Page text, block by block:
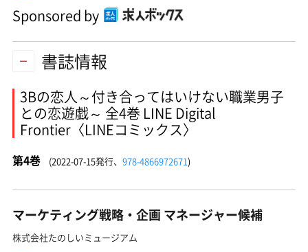
Sponsored by
書誌情報
3Bの恋人～付き合ってはいけない職業男子
との恋遊戯～ 全4巻 LINE Digital
Frontier〈LINEコミックス〉
第4巻 (2022-07-15発行、 978-4866972671)
マーケティング戦略・企画 マネージャー候補
株式会社たのしいミュージアム